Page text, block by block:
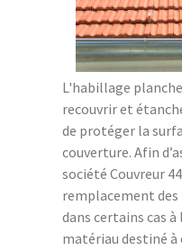
L'habillage
recouvrir et
de protéger la
couverture. Afin
société Couvreur
remplacement des
dans certains cas
matériau destiné à